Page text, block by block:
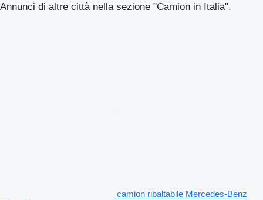
Annunci di altre città nella sezione "Camion in Italia".
camion ribaltabile Mercedes-Benz